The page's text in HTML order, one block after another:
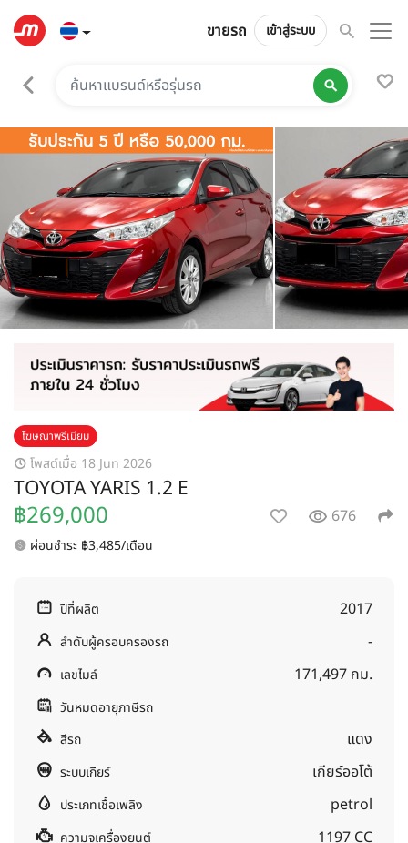
ขายรถ เข้าสู่ระบบ
โฆษณาพรีเมียม
โพสต์เมื่อ 18 Jun 2026
TOYOTA YARIS 1.2 E
฿269,000 676
ผ่อนชำระ ฿3,485/เดือน
ปีที่ผลิต 2017
ลำดับผู้ครอบครองรถ -
เลขไมล์ 171,497 กม.
วันหมดอายุภาษีรถ
สีรถ
แดง
ระบบเกียร์ เกียร์ออโต้
ประเภทเชื้อเพลิง petrol
ความจุเครื่องยนต์ 1197 CC